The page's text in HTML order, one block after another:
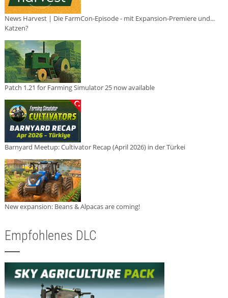
News Harvest | Die FarmCon-Episode - mit Expansion-Premiere und...
Katzen?
Patch 1.21 for Farming Simulator 25 now available
Barnyard Meetup: Cultivator Recap (April 2026) in der Türkei
New expansion: Beans & Alpacas are coming!
Empfohlenes DLC